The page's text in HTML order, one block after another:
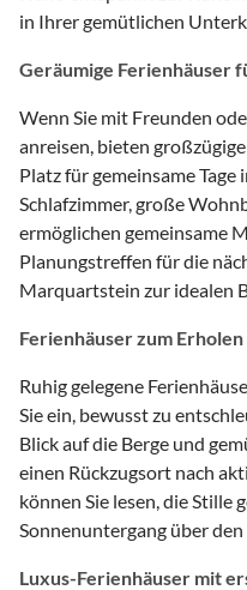
in Ihrer gemütlichen
Geräumige Ferienhäuser
Wenn Sie mit Freunden
anreisen, bieten
Platz für gemeinsame
Schlafzimmer, große
ermöglichen gemeinsame
Planungstreffen für die
Marquartstein zur idealen
Ferienhäuser zum
Ruhig gelegene
Sie ein, bewusst zu
Blick auf die Berge und
einen Rückzugsort nach
können Sie lesen, die Stille
Sonnenuntergang über
Luxus-Ferienhäuser mit